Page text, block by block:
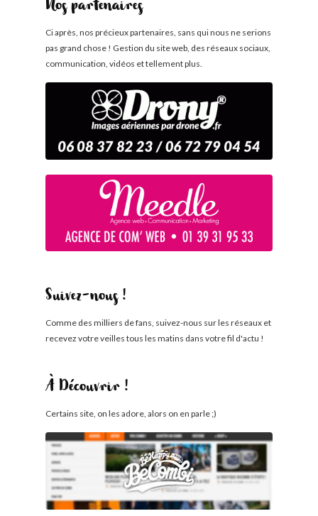
Nos partenaires
Ci après, nos précieux partenaires, sans qui nous ne serions
pas grand chose ! Gestion du site web, des réseaux sociaux,
communication, vidéos et tellement plus.
Suivez-nous !
Comme des milliers de fans, suivez-nous sur les réseaux et
recevez votre veilles tous les matins dans votre fil d'actu !
À Découvrir !
Certains site, on les adore, alors on en parle ;)